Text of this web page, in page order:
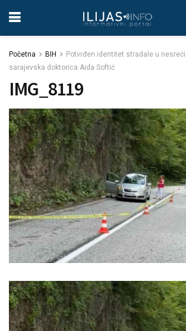
Početna BIH
Potvrđen identitet stradale u
sarajevska doktorica Aida Softić
IMG_8119